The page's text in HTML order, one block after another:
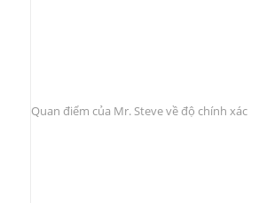
Quan điểm của Mr. Steve về độ chính xác